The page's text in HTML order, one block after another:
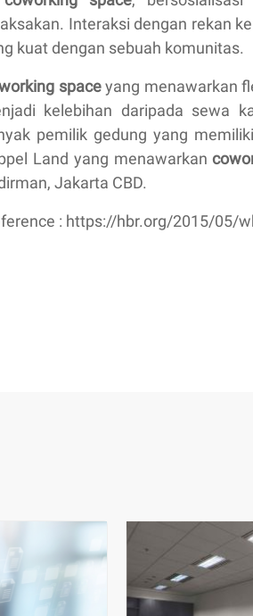
Interaksi dengan rekan
kuat dengan sebuah komunitas.
spaceyang menawarkan
kelebihan daripada sewa
pemilik gedung yang
Land yang menawarkan
Jakarta CBD.
: https://hbr.org/2015/05/